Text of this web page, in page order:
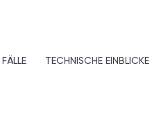
FÄLLE TECHNISCHE EINBLICKE